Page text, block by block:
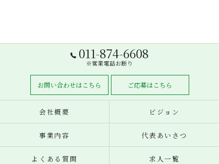
011-874-6608
※営業電話お断り
お問い合わせはこちら ご応募はこちら
会社概要 ビジョン
事業内容 代表あいさつ
よくある質問 求人一覧